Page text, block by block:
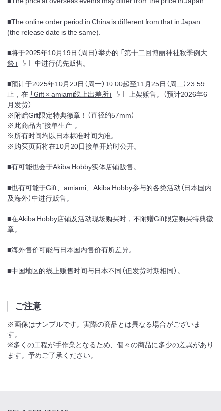
■The online order period in China is different from that in Japan
(the release date is the same).
■将于2025年10月19日（周日）举办的 「第十二回博丽神社秋季例大
祭」
中进行优先贩售。
■预计于2025年10月20日（周一）10:00起至11月25日（周二）23:59
止，在 「Gift × amiami线上出差所」
上架贩售。（预计2026年6
月发货）
※附赠Gift限定特典徽章！（直径约57mm）
※此商品为“接单生产”。
※所有时间均以日本标准时间为准。
※购买页面将在10月20日接单开始时公开。
■有可能也会于Akiba Hobby实体店铺贩售。
■也有可能于Gift、amiami、Akiba Hobby参与的各类活动（日本国内
及海外）中进行贩售。
■在Akiba Hobby店铺及活动现场购买时，不附赠Gift限定购买特典徽
章。
■海外售价可能与日本国内售价有所差异。
■中国地区的线上贩售时间与日本不同（但发货时期相同）。
ご注意
※画像はサンプルです。実際の商品とは異なる場合がございま
す。
※多くの工程が手作業となるため、個々の商品に多少の差異があり
ます。予めご了承ください。